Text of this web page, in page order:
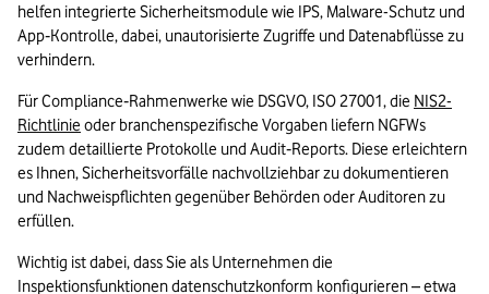
helfen integrierte Sicherheitsmodule wie IPS, Malware-Schutz und
App‑Kontrolle, dabei, unautorisierte Zugriffe und Datenabflüsse zu
verhindern.
Für Compliance‑Rahmenwerke wie DSGVO, ISO 27001, die NIS2-
Richtlinie oder branchenspezifische Vorgaben liefern NGFWs
zudem detaillierte Protokolle und Audit‑Reports. Diese erleichtern
es Ihnen, Sicherheitsvorfälle nachvollziehbar zu dokumentieren
und Nachweispflichten gegenüber Behörden oder Auditoren zu
erfüllen.
Wichtig ist dabei, dass Sie als Unternehmen die
Inspektionsfunktionen datenschutzkonform konfigurieren – etwa